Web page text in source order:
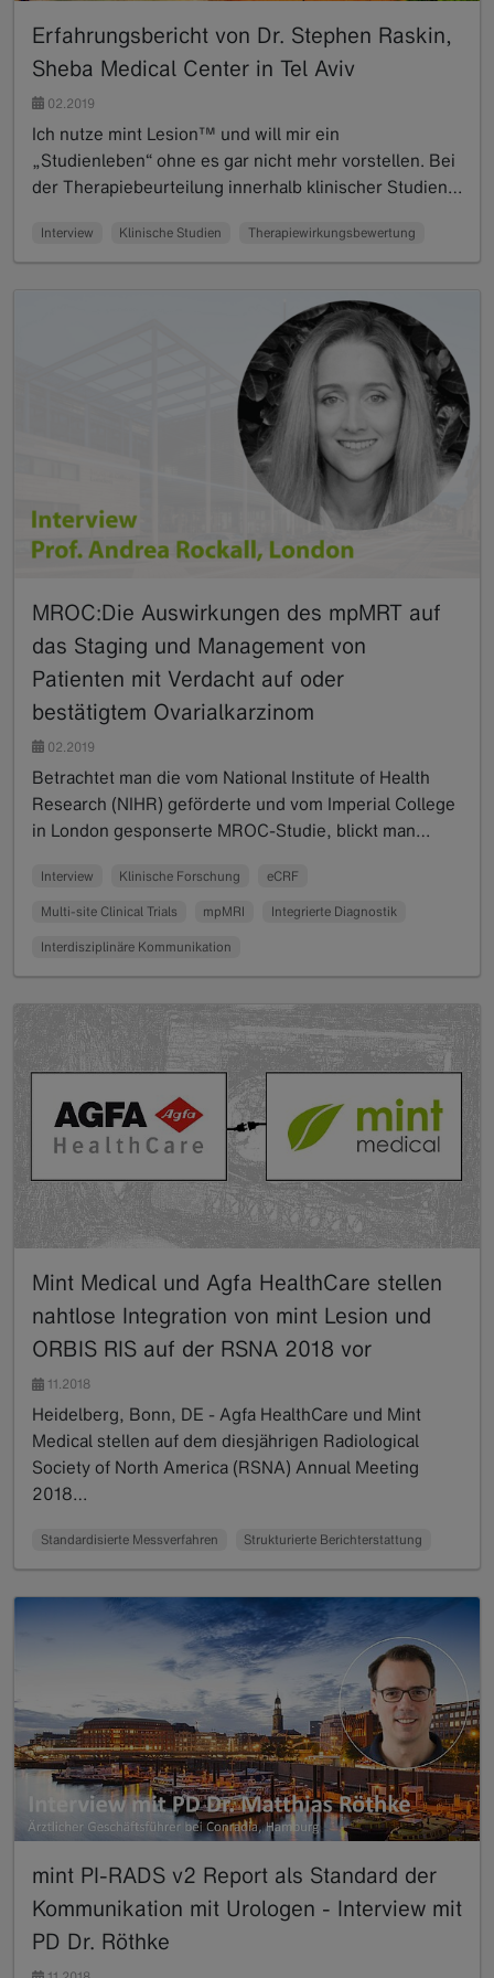
Erfahrungsbericht von Dr. Stephen Raskin,
Sheba Medical Center in Tel Aviv
02.2019
Ich nutze mint Lesion™ und will mir ein
„Studienleben“ ohne es gar nicht mehr vorstellen. Bei
der Therapiebeurteilung innerhalb klinischer Studien…
Interview Klinische Studien Therapiewirkungsbewertung
MROC:Die Auswirkungen des mpMRT auf
das Staging und Management von
Patienten mit Verdacht auf oder
bestätigtem Ovarialkarzinom
02.2019
Betrachtet man die vom National Institute of Health
Research (NIHR) geförderte und vom Imperial College
in London gesponserte MROC-Studie, blickt man…
Interview Klinische Forschung eCRF
Multi-site Clinical Trials mpMRI Integrierte Diagnostik
Interdisziplinäre Kommunikation
Mint Medical und Agfa HealthCare stellen
nahtlose Integration von mint Lesion und
ORBIS RIS auf der RSNA 2018 vor
11.2018
Heidelberg, Bonn, DE - Agfa HealthCare und Mint
Medical stellen auf dem diesjährigen Radiological
Society of North America (RSNA) Annual Meeting
2018…
Standardisierte Messverfahren Strukturierte Berichterstattung
mint PI-RADS v2 Report als Standard der
Kommunikation mit Urologen - Interview mit
PD Dr. Röthke